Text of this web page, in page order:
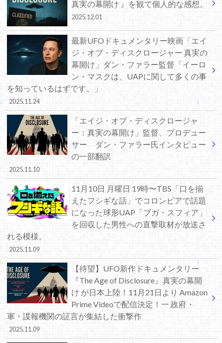
真実の幕開け 』を観て個人的な感想。
2025.12.01
最新UFOドキュメンタリー映画「エイ
ジ・オブ・ディスクロージャー 真実の
幕開け」ダン・ファラー監督「イーロ
ン・マスクは、UAPに関して多くの事
を知っているはずです。」
2025.11.24
「エイジ・オブ・ディスクロージャ
ー：真実の幕開け」監督、プロデュー
サー ダン・ファラー氏インタビュー
の一部翻訳
2025.11.10
11月10日 月曜日 19時〜TBS「口を揃
えたフシギな話」でコロンビアで話題
になった球形UAP「ブガ・スフィア」
を回収した男性への直撃取材が放送さ
れる模様。
2025.11.09
【待望】UFO新作ドキュメンタリー
『The Age of Disclosure』真実の幕開
け が日本上陸！11月21日より Amazon
Prime Videoで配信決定！一 政府・
軍・諜報機関の証言が集結した衝撃作
2025.11.09